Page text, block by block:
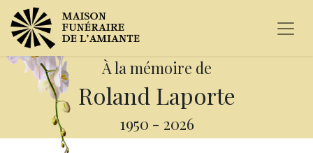
À la mémoire de
Roland Laporte
1950 - 2026